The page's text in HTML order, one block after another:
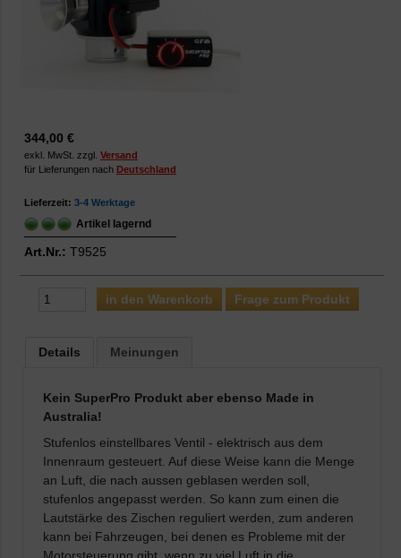
344,00 €
exkl. MwSt. zzgl. Versand
für Lieferungen nach Deutschland
Lieferzeit: 3-4 Werktage
Artikel lagernd
Art.Nr.: T9525
Frage zum Produkt
Details Meinungen
Kein SuperPro Produkt aber ebenso Made in
Australia!
Stufenlos einstellbares Ventil - elektrisch aus dem
Innenraum gesteuert. Auf diese Weise kann die Menge
an Luft, die nach aussen geblasen werden soll,
stufenlos angepasst werden. So kann zum einen die
Lautstärke des Zischen reguliert werden, zum anderen
kann bei Fahrzeugen, bei denen es Probleme mit der